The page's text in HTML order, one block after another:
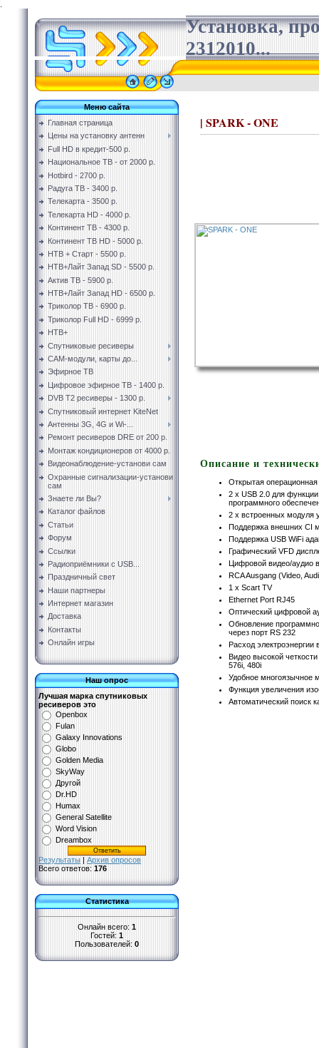
Установка,
2312010...
Меню сайта
Главная страница
Цены на установку антенн
Full HD в кредит-500 р.
Национальное ТВ - от 2000 р.
Hotbird - 2700 р.
Радуга ТВ - 3400 р.
Телекарта - 3500 р.
Телекарта HD - 4000 р.
Континент ТВ - 4300 р.
Континент ТВ HD - 5000 р.
НТВ + Старт - 5500 р.
НТВ+Лайт Запад SD - 5500 р.
Актив ТВ - 5900 р.
НТВ+Лайт Запад HD - 6500 р.
Триколор ТВ - 6900 р.
Триколор Full HD - 6999 р.
НТВ+
Спутниковые ресиверы
CAM-модули, карты до...
Эфирное ТВ
Цифровое эфирное ТВ - 1400 р.
DVB T2 ресиверы - 1300 р.
Спутниковый интернет KiteNet
Антенны 3G, 4G и Wi-...
Ремонт ресиверов DRE от 200 р.
Монтаж кондиционеров от 4000 р.
Видеонаблюдение-установи сам
Охранные сигнализации-установи
сам
Знаете ли Вы?
Каталог файлов
Статьи
Форум
Ссылки
Радиоприёмники с USB...
Праздничный свет
Наши партнеры
Интернет магазин
Доставка
Контакты
Онлайн игры
Наш опрос
Лучшая марка спутниковых
ресиверов это
Openbox
Fulan
Galaxy Innovations
Globo
Golden Media
SkyWay
Другой
Dr.HD
Humax
General Satellite
Word Vision
Dreambox
Результаты | Архив опросов
Всего ответов: 176
Статистика
Онлайн всего: 1
Гостей: 1
Пользователей: 0
| SPARK - ONE
Описание и
Открытая
2 x USB 2.0 для
программного
2 x встроенныx модуля
Поддержка внешних CI
Поддержка USB WiFi
Графический VFD
Цифровой видео/аудио
RCA Ausgang (Video,
1 x Scart TV
Ethernet Port RJ45
Оптический цифровой
Обновление
через порт RS 232
Расход
Видео высокой
576i, 480i
Удобное многоязычное
Функция увеличения
Автоматический поиск